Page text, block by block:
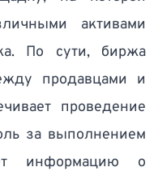
активами
По сути, биржа
продавцами и
проведение
за выполнением
информацию о